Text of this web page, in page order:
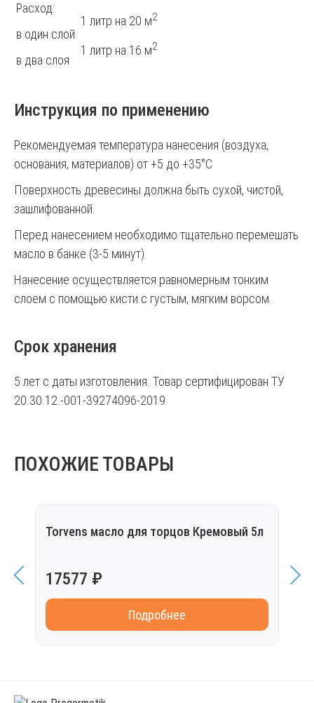
Расход:
в один слой
в два слоя
1 литр на 20 м2
1 литр на 16 м2
Инструкция по применению
Рекомендуемая температура нанесения (воздуха,
основания, материалов) от +5 до +35°С
Поверхность древесины должна быть сухой, чистой,
зашлифованной.
Перед нанесением необходимо тщательно перемешать
масло в банке (3-5 минут).
Нанесение осуществляется равномерным тонким
слоем с помощью кисти с густым, мягким ворсом.
Срок хранения
5 лет с даты изготовления. Товар сертифицирован ТУ
20.30.12.-001-39274096-2019
ПОХОЖИЕ ТОВАРЫ
Torvens масло для торцов Кремовый 5л
17577 ₽
Подробнее